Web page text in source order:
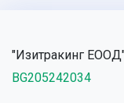
"Изитракинг
BG205242034